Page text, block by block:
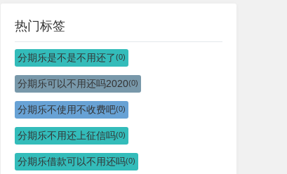
热门标签
分期乐是不是不用还了(0)
分期乐可以不用还吗2020(0)
分期乐不使用不收费吧(0)
分期乐不用还上征信吗(0)
分期乐借款可以不用还吗(0)